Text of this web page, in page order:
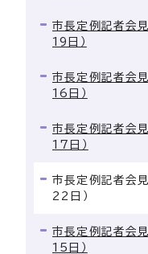
市長定例記者会
19日）
市長定例記者会
16日）
市長定例記者会
17日）
市長定例記者会
22日）
市長定例記者会
15日）